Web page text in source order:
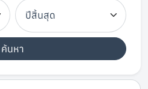
ค้นหา